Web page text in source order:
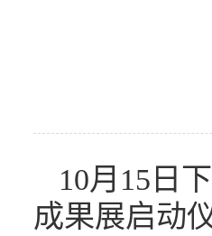
10月15日
成果展启动